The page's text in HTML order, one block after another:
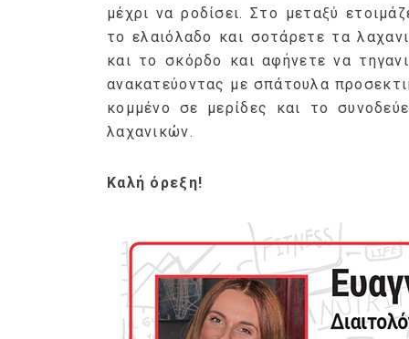
μέχρι να ροδίσει. Στο μεταξύ
το ελαιόλαδο και σοτάρετε τα
και το σκόρδο και αφήνετε να
ανακατεύοντας με σπάτουλα
κομμένο σε μερίδες και το
λαχανικών.
Καλή όρεξη!